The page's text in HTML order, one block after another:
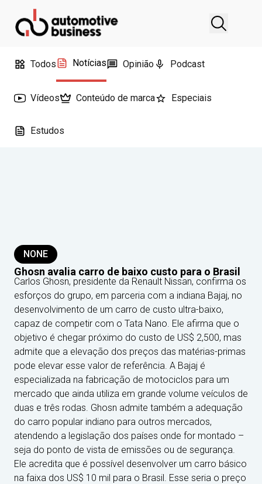
Todos Notícias Opinião Podcast
Vídeos Conteúdo de marca Especiais
Estudos
NONE
Ghosn avalia carro de baixo custo para o Brasil
Carlos Ghosn, presidente da Renault Nissan, confirma os
esforços do grupo, em parceria com a indiana Bajaj, no
desenvolvimento de um carro de custo ultra-baixo,
capaz de competir com o Tata Nano. Ele afirma que o
objetivo é chegar próximo do custo de US$ 2,500, mas
admite que a elevação dos preços das matérias-primas
pode elevar esse valor de referência. A Bajaj é
especializada na fabricação de motociclos para um
mercado que ainda utiliza em grande volume veículos de
duas e três rodas. Ghosn admite também a adequação
do carro popular indiano para outros mercados,
atendendo a legislação dos países onde for montado –
seja do ponto de vista de emissões ou de segurança.
Ele acredita que é possível desenvolver um carro básico
na faixa dos US$ 10 mil para o Brasil. Esse seria o preço